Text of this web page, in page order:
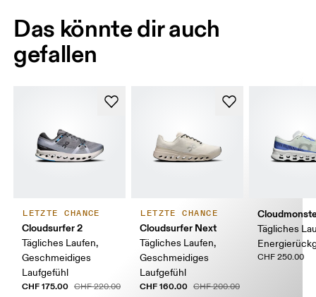
Das könnte dir auch
gefallen
LETZTE CHANCE
Cloudsurfer 2
Tägliches Laufen,
Geschmeidiges
Laufgefühl
CHF 175.00 CHF 220.00
LETZTE CHANCE
Cloudsurfer Next
Tägliches Laufen,
Geschmeidiges
Laufgefühl
CHF 160.00 CHF 200.00
Tägliches
CHF 250.00